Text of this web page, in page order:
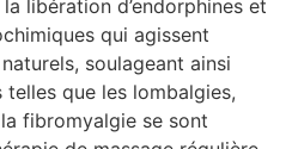
libération d’endorphines et
qui agissent
soulageant ainsi
que les lombalgies,
fibromyalgie se sont